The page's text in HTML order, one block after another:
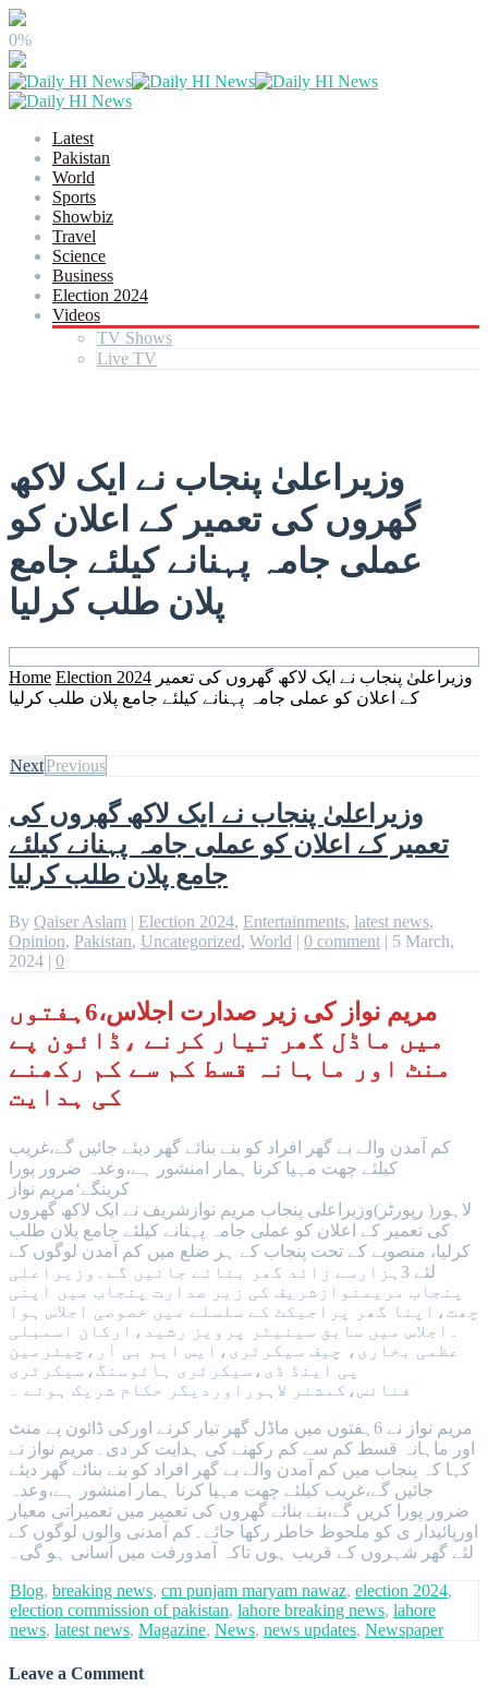
0%
Latest
Pakistan
World
Sports
Showbiz
Travel
Science
Business
Election 2024
Videos
TV Shows
Live TV
وزیراعلیٰ پنجاب نے ایک لاکھ
گھروں کی تعمیر کے اعلان کو
عملی جامہ پہنانے کیلئے جامع
پلان طلب کرلیا
Home Election 2024 وزیراعلیٰ پنجاب نے ایک لاکھ گھروں کی تعمیر
کے اعلان کو عملی جامہ پہنانے کیلئے جامع پلان طلب کرلیا
NextPrevious
وزیراعلیٰ پنجاب نے ایک لاکھ گھروں کی
تعمیر کے اعلان کو عملی جامہ پہنانے کیلئے
جامع پلان طلب کرلیا
By Qaiser Aslam | Election 2024, Entertainments, latest news,
Opinion, Pakistan, Uncategorized, World | 0 comment | 5 March,
2024 | 0
مریم نواز کی زیر صدارت اجلاس،6ہفتوں
میں ماڈل گھر تیار کرنے ،ڈائون پے
منٹ اور ماہانہ قسط کم سے کم رکھنے
کی ہدایت
کم آمدن والے بے گھر افراد کو بنے بنائے گھر دیئے جائیں گے،غریب
کیلئے چھت مہیا کرنا ہمار امنشور ہے،وعدہ ضرور پورا
کرینگے‘مریم نواز
لاہور( رپورٹر)وزیراعلی پنجاب مریم نوازشریف نے ایک لاکھ گھروں
کی تعمیر کے اعلان کو عملی جامہ پہنانے کیلئے جامع پلان طلب
کرلیا، منصوبے کے تحت پنجاب کے ہر ضلع میں کم آمدن لوگوں کے
لئے 3ہزارسے زائد گھر بنائے جائیں گے۔وزیراعلی
پنجاب مریمنوازشریف کی زیر صدارت پنجاب میں اپنی
چھت،اپنا گھر پراجیکٹ کے سلسلے میں خصوصی اجلاس ہوا
۔اجلاس میں سابق سینیٹر پرویز رشید،ارکان اسمبلی
عظمی بخاری، چیف سیکرٹری،ایس ایم بی آر،چیئرمین
پی اینڈ ڈی،سیکرٹری ہائوسنگ،سیکرٹری
فنانس،کمشنر لاہوراوردیگر حکام شریک ہوئے ۔
مریم نواز نے 6ہفتوں میں ماڈل گھر تیار کرنے اورکی ڈائون پے منٹ
اور ماہانہ قسط کم سے کم رکھنے کی ہدایت کر دی۔مریم نواز نے
کہا کہ پنجاب میں کم آمدن والے بے گھر افراد کو بنے بنائے گھر دیئے
جائیں گے،غریب کیلئے چھت مہیا کرنا ہمار امنشور ہے،وعدہ
ضرور پورا کریں گے،بنے بنائے گھروں کی تعمیر میں تعمیراتی معیار
اورپائیدار ی کو ملحوظ خاطر رکھا جائے۔کم آمدنی والوں لوگوں کے
لئے گھر شہروں کے قریب ہوں تاکہ آمدورفت میں آسانی ہو گی۔
Blog, breaking news, cm punjam maryam nawaz, election 2024,
election commission of pakistan, lahore breaking news, lahore
news, latest news, Magazine, News, news updates, Newspaper
Leave a Comment